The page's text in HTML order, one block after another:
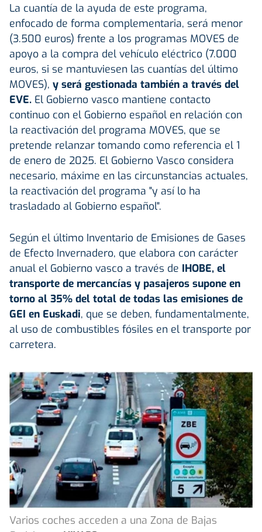
La cuantía de la ayuda de este programa,
enfocado de forma complementaria, será menor
(3.500 euros) frente a los programas MOVES de
apoyo a la compra del vehículo eléctrico (7.000
euros, si se mantuviesen las cuantías del último
MOVES), y será gestionada también a través del
EVE. El Gobierno vasco mantiene contacto
continuo con el Gobierno español en relación con
la reactivación del programa MOVES, que se
pretende relanzar tomando como referencia el 1
de enero de 2025. El Gobierno Vasco considera
necesario, máxime en las circunstancias actuales,
la reactivación del programa "y así lo ha
trasladado al Gobierno español".
Según el último Inventario de Emisiones de Gases
de Efecto Invernadero, que elabora con carácter
anual el Gobierno vasco a través de IHOBE, el
transporte de mercancías y pasajeros supone en
torno al 35% del total de todas las emisiones de
GEI en Euskadi, que se deben, fundamentalmente,
al uso de combustibles fósiles en el transporte por
carretera.
Varios coches acceden a una Zona de Bajas